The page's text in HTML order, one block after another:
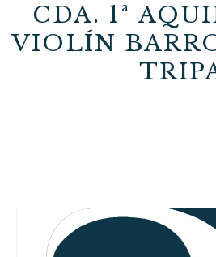
CDA. 1ª
VIOLÍN